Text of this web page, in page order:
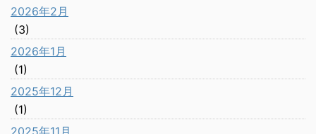
2026年2月
(3)
2026年1月
(1)
2025年12月
(1)
2025年11月